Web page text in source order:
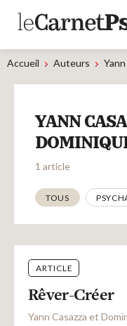
Articles
A la une
Adolescence
Dispositif
Enfance
Périnatalité
Psychanalyse
Psychopathologie
Soin
Dossiers
Blocs-notes
Recherches
Accueil Auteurs
YANN
1 article
Thématiques
TOUS
ARTICLE
Rêver-Créer
Yann Casazza et